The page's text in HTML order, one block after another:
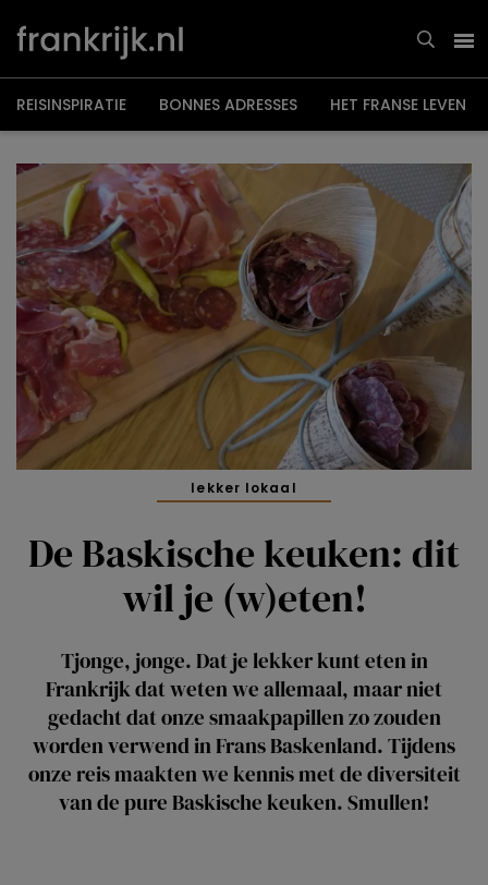
naar
inhoud
REISINSPIRATIE BONNES ADRESSES HET FRANSE LEVEN
lekker lokaal
De Baskische keuken: dit
wil je (w)eten!
Tjonge, jonge. Dat je lekker kunt eten in
Frankrijk dat weten we allemaal, maar niet
gedacht dat onze smaakpapillen zo zouden
worden verwend in Frans Baskenland. Tijdens
onze reis maakten we kennis met de diversiteit
van de pure Baskische keuken. Smullen!